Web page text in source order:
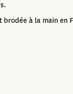
à la main en